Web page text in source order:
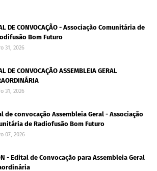
DE CONVOCAÇÃO - Associação Comunitária de
Bom Futuro
31, 2026
DE CONVOCAÇÃO ASSEMBLEIA GERAL
31, 2026
de convocação Assembleia Geral - Associação
de Radiofusão Bom Futuro
07, 2026
- Edital de Convocação para Assembleia Geral